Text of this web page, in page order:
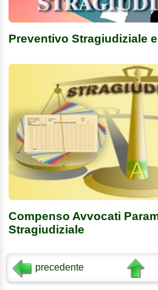
Preventivo Stragiudiziale
Compenso Avvocati
Stragiudiziale
precedente